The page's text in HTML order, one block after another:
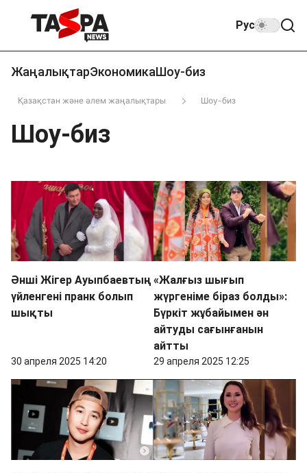
Рус
ЖаңалықтарЭкономикаШоу-биз
Қазақстан және әлем жаңалықтары Шоу-биз
Шоу-биз
Әнші Жігер Ауыпбаевтың
үйленгені пранк болып
шықты
30 апреля 2025 14:20
«Жалғыз шығып
жүргеніме біраз болды»:
Бүркіт жұбайымен ән
айтуды сағынғанын
айтты
29 апреля 2025 12:25